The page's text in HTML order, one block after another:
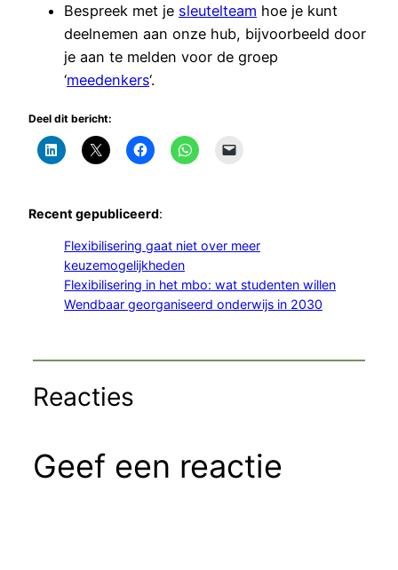
Bespreek met je sleutelteam hoe je kunt
deelnemen aan onze hub, bijvoorbeeld door
je aan te melden voor de groep
‘meedenkers‘.
Deel dit bericht:
Recent gepubliceerd:
Flexibilisering gaat niet over meer
keuzemogelijkheden
Flexibilisering in het mbo: wat studenten willen
Wendbaar georganiseerd onderwijs in 2030
Reacties
Geef een reactie